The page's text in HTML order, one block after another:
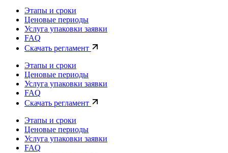
Этапы и сроки
Ценовые периоды
Услуга упаковки заявки
FAQ
Скачать регламент
Этапы и сроки
Ценовые периоды
Услуга упаковки заявки
FAQ
Скачать регламент
Этапы и сроки
Ценовые периоды
Услуга упаковки заявки
FAQ